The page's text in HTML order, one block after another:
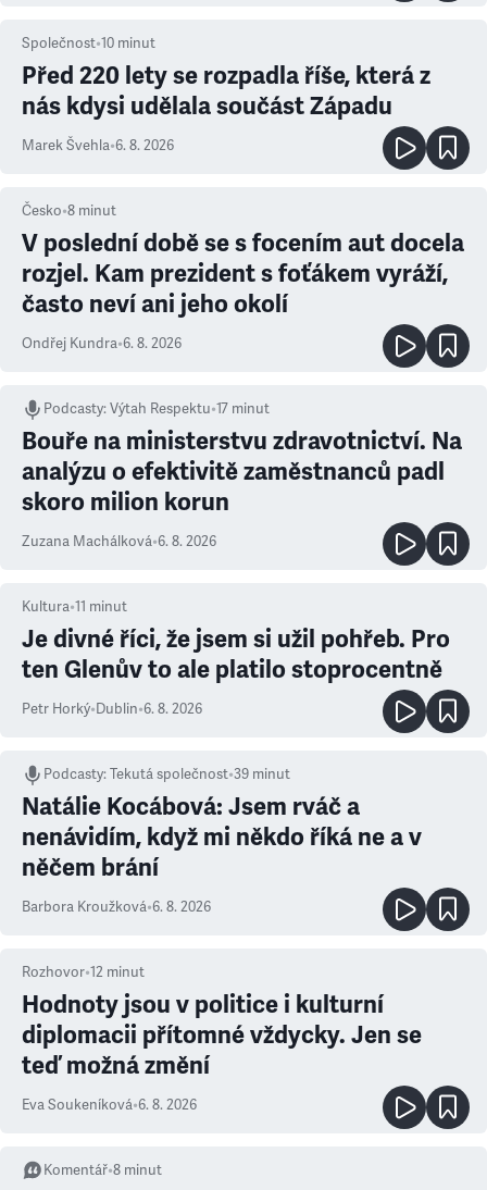
Společnost•10 minut
Před 220 lety se rozpadla říše, která z
nás kdysi udělala součást Západu
Marek Švehla•6. 8. 2026
Česko•8 minut
V poslední době se s focením aut docela
rozjel. Kam prezident s foťákem vyráží,
často neví ani jeho okolí
Ondřej Kundra•6. 8. 2026
Podcasty:Výtah Respektu•17 minut
Bouře na ministerstvu zdravotnictví. Na
analýzu o efektivitě zaměstnanců padl
skoro milion korun
Zuzana Machálková•6. 8. 2026
Kultura•11 minut
Je divné říci, že jsem si užil pohřeb. Pro
ten Glenův to ale platilo stoprocentně
Petr Horký•Dublin•6. 8. 2026
Podcasty:Tekutá společnost•39 minut
Natálie Kocábová: Jsem rváč a
nenávidím, když mi někdo říká ne a v
něčem brání
Barbora Kroužková•6. 8. 2026
Rozhovor•12 minut
Hodnoty jsou v politice i kulturní
diplomacii přítomné vždycky. Jen se
teď možná změní
Eva Soukeníková•6. 8. 2026
Komentář•8 minut